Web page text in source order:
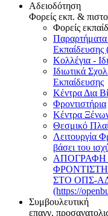
Αδειοδότηση
Φορείς εκπ. &
Φορείς
Κολλέγια -
Ιδιωτικά
Εκπαίδευσης
Κέντρα Δια
Φροντιστήρια
Κέντρα
Θεσμικό
Λειτουργία
βάσει του
ΑΠΟΓΡΑΦΗ
ΣΤΟ ΟΠΣ-
(https://
Συμβουλευτική
επαγγ.